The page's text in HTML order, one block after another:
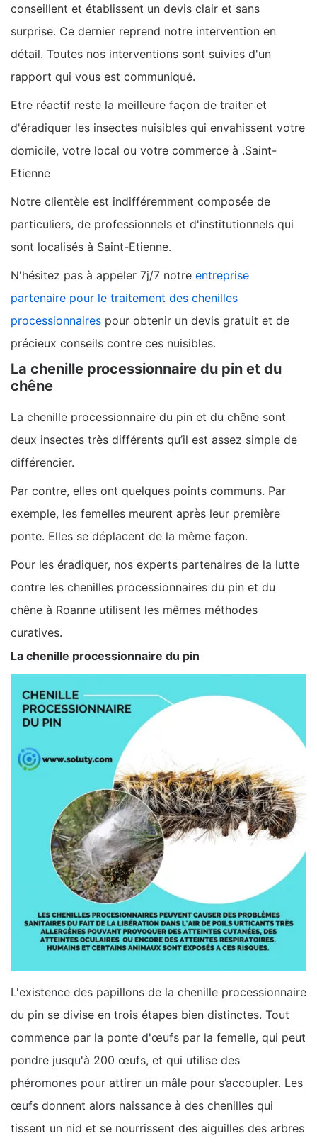
conseillent et établissent un devis clair et sans
surprise. Ce dernier reprend notre intervention en
détail. Toutes nos interventions sont suivies d'un
rapport qui vous est communiqué.
Etre réactif reste la meilleure façon de traiter et
d'éradiquer les insectes nuisibles qui envahissent votre
domicile, votre local ou votre commerce à .Saint-
Etienne
Notre clientèle est indifféremment composée de
particuliers, de professionnels et d'institutionnels qui
sont localisés à Saint-Etienne.
N'hésitez pas à appeler 7j/7 notre entreprise
partenaire pour le traitement des chenilles
processionnaires pour obtenir un devis gratuit et de
précieux conseils contre ces nuisibles.
La chenille processionnaire du pin et du
chêne
La chenille processionnaire du pin et du chêne sont
deux insectes très différents qu’il est assez simple de
différencier.
Par contre, elles ont quelques points communs. Par
exemple, les femelles meurent après leur première
ponte. Elles se déplacent de la même façon.
Pour les éradiquer, nos experts partenaires de la lutte
contre les chenilles processionnaires du pin et du
chêne à Roanne utilisent les mêmes méthodes
curatives.
La chenille processionnaire du pin
L'existence des papillons de la chenille processionnaire
du pin se divise en trois étapes bien distinctes. Tout
commence par la ponte d'œufs par la femelle, qui peut
pondre jusqu'à 200 œufs, et qui utilise des
phéromones pour attirer un mâle pour s’accoupler. Les
œufs donnent alors naissance à des chenilles qui
tissent un nid et se nourrissent des aiguilles des arbres